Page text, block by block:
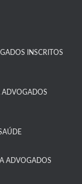
INSCRITOS
ADVOGADOS
ADVOGADOS